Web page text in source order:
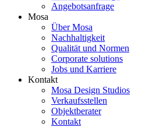
Angebotsanfrage
Mosa
Über Mosa
Nachhaltigkeit
Qualität und Normen
Corporate solutions
Jobs und Karriere
Kontakt
Mosa Design Studios
Verkaufsstellen
Objektberater
Kontakt